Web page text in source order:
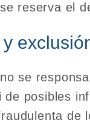
reserva el
se
de posibles
de